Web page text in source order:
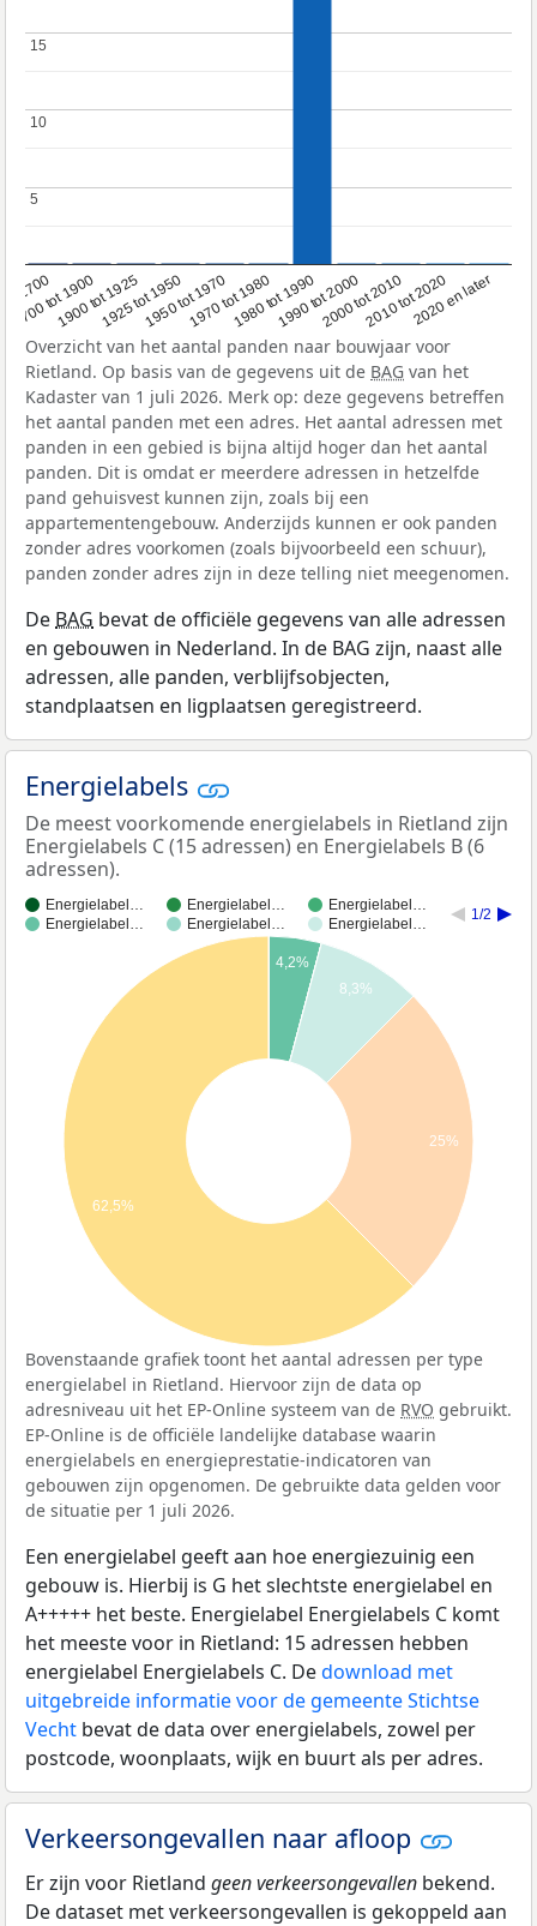
1700
1700 tot 1900
1900 tot 19251925 tot 19501950 tot 19701970 tot 19801980 tot 19901990 tot 20002000 tot 20102010 tot 20202020 en later
5
5
10
10
15
15
Overzicht van het aantal panden naar bouwjaar voor
Rietland. Op basis van de gegevens uit de BAG van het
Kadaster van 1 juli 2026. Merk op: deze gegevens betreffen
het aantal panden met een adres. Het aantal adressen met
panden in een gebied is bijna altijd hoger dan het aantal
panden. Dit is omdat er meerdere adressen in hetzelfde
pand gehuisvest kunnen zijn, zoals bij een
appartementengebouw. Anderzijds kunnen er ook panden
zonder adres voorkomen (zoals bijvoorbeeld een schuur),
panden zonder adres zijn in deze telling niet meegenomen.
De BAG bevat de officiële gegevens van alle adressen
en gebouwen in Nederland. In de BAG zijn, naast alle
adressen, alle panden, verblijfsobjecten,
standplaatsen en ligplaatsen geregistreerd.
Energielabels
De meest voorkomende energielabels in Rietland zijn
Energielabels C (15 adressen) en Energielabels B (6
adressen).
Energielabel… Energielabel…
Energielabel…
Energielabel…
Energielabel… Energielabel…
1/2
4,2%
8,3%
25%
62,5%
Bovenstaande grafiek toont het aantal adressen per type
energielabel in Rietland. Hiervoor zijn de data op
adresniveau uit het EP-Online systeem van de RVO gebruikt.
EP-Online is de officiële landelijke database waarin
energielabels en energieprestatie-indicatoren van
gebouwen zijn opgenomen. De gebruikte data gelden voor
de situatie per 1 juli 2026.
Een energielabel geeft aan hoe energiezuinig een
gebouw is. Hierbij is G het slechtste energielabel en
A+++++ het beste. Energielabel Energielabels C komt
het meeste voor in Rietland: 15 adressen hebben
energielabel Energielabels C. Dedownload met
uitgebreide informatie voor de gemeente Stichtse
Vecht bevat de data over energielabels, zowel per
postcode, woonplaats, wijk en buurt als per adres.
Verkeersongevallen naar afloop
Er zijn voor Rietland geen verkeersongevallen bekend.
De dataset met verkeersongevallen is gekoppeld aan